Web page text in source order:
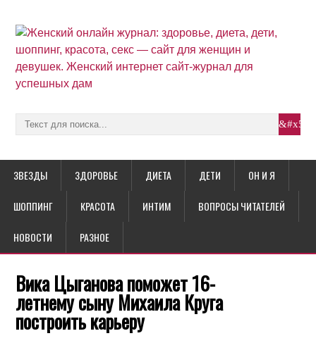
ЗВЕЗДЫ ЗДОРОВЬЕ ДИЕТА ДЕТИ ОН И Я
ШОППИНГ КРАСОТА ИНТИМ ВОПРОСЫ ЧИТАТЕЛЕЙ
НОВОСТИ РАЗНОЕ
Вика Цыганова поможет 16-
летнему сыну Михаила Круга
построить карьеру